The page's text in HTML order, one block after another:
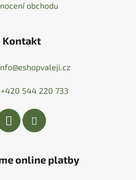
obchodu
Kontakt
@eshopvaleji.cz
+420 544 220 733
online platby